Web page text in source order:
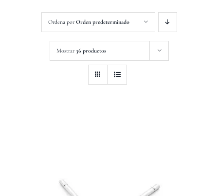
Ordena por Orden predeterminado
Mostrar 36 productos